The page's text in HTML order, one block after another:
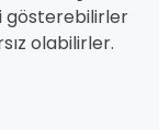
gösterebilirler
olabilirler.